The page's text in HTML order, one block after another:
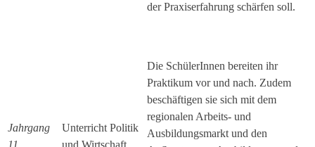
der Praxiserfahrung schärfen soll.
Jahrgang
11
Unterricht Politik
und Wirtschaft
Die SchülerInnen bereiten ihr
Praktikum vor und nach. Zudem
beschäftigen sie sich mit dem
regionalen Arbeits- und
Ausbildungsmarkt und den